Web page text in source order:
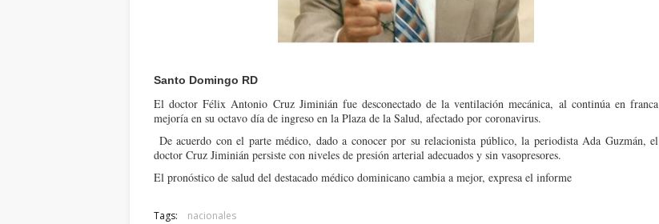
Santo Domingo RD
El doctor Félix Antonio Cruz Jiminián fue desconectado de la ventilación mecánica, al continúa en franca
mejoría en su octavo día de ingreso en la Plaza de la Salud, afectado por coronavirus.
De acuerdo con el parte médico, dado a conocer por su relacionista público, la periodista Ada Guzmán, el
doctor Cruz Jiminián persiste con niveles de presión arterial adecuados y sin vasopresores.
El pronóstico de salud del destacado médico dominicano cambia a mejor, expresa el informe
Tags: nacionales